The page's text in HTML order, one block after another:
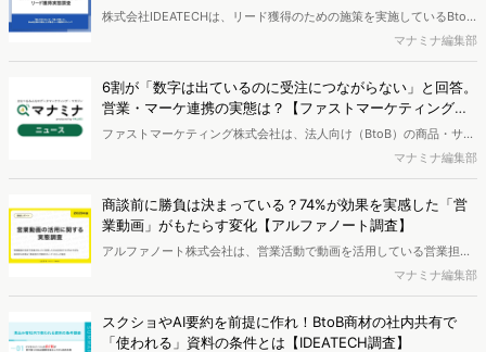
株式会社IDEATECHは、リード獲得のための施策を実施しているBtoB
企業の経営者・役員を対象に、【2026年版】BtoB企業経営者のリー
ド獲得に関する課題調査を実施し、結果を公開しました。
マナミナ編集部
6割が「数字は出ているのに受注につながらない」と回答。
営業・マーケ連携の実態は？【ファストマーケティング調
査】
ファストマーケティング株式会社は、法人向け（BtoB）の商品・サー
ビスを提供する企業に勤め、営業・マーケティングに関与する会社員
を対象に「BtoBマーケティングに関する実態調査 2026」を実施し、
結果を公開しました。
マナミナ編集部
商談前に勝負は決まっている？74%が効果を実感した「営
業動画」がもたらす変化【アルファノート調査】
アルファノート株式会社は、営業活動で動画を活用している営業担当
者を対象に、営業動画の活用に関する実態調査を実施し、結果を公開
しました。
マナミナ編集部
スクショやAI要約を前提に作れ！BtoB商材の社内共有で
「使われる」資料の条件とは【IDEATECH調査】